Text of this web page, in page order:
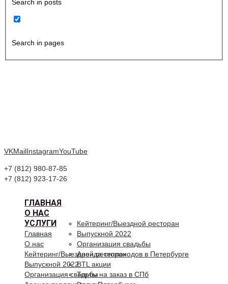
Search in posts
Search in pages
VKMailInstagramYouTube
+7 (812) 980-87-85
+7 (812) 923-17-26
ГЛАВНАЯ
О НАС
УСЛУГИ
Кейтеринг/Выездной ресторан
Выпускной 2022
Организация свадьбы
Аренда теплоходов в Петербурге
BTL акции
Торты на заказ в СПб
Главная
О нас
Кейтеринг/Выездной ресторан
Выпускной 2022
Организация свадьбы